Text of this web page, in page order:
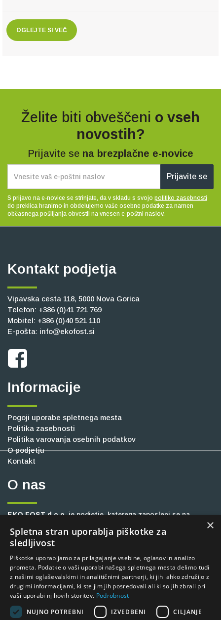
OGLEJTE SI VEČ
Želite biti obveščeni o vseh
novostih?
Prijavite se na brezplačne e-novice
Prijavite se
S prijavo na e-novice se strinjate, da v skladu s svojo politiko zasebnosti
do preklica hranimo in obdelujemo vaše osebne podatke za namen
občasnega pošiljanja obvestil na vnesen e-poštni naslov.
Kontakt podjetja
Vipavska cesta 118, 5000 Nova Gorica
Telefon: +386 (0)41 721 769
Mobitel: +386 (0)40 521 110
E-pošta: info@ekofost.si
Informacije
Pogoji uporabe spletnega mesta
Politika zasebnosti
Politika varovanja osebnih podatkov
O podjetju
Kontakt
O nas
EKO FOST d.o.o.je podjetje, katerega zaposleni se na
inovativnih in trajnostnih rešitev na različnih področjih, kot so
gradbeništvo, industrija, cestna oprema, kmetijstvo ter
komunalne dejavnosti. Stremimo k okolju prijaznemu
delovanju, čisti in urejeni okolici, zato vam zagotavljamo
visoko produktivne ter zanesljive stroje, ki so dolgoročno
vzdržljivi in minimalno posegajo v okolje. V naši ponudbi
najdete široko paleto delovnih strojev, kvaliteten servis ter
dobavo originalnih nadomestnih delov.
×
Spletna stran uporablja piškotke za
sledljivost
Piškotke uporabljamo za prilagajanje vsebine, oglasov in analizo
prometa. Podatke o vaši uporabi našega spletnega mesta delimo tudi
z našimi oglaševalskimi in analitičnimi partnerji, ki jih lahko združijo z
drugimi informacijami, ki ste jim jih posredovali ali ki so jih zbrali pri
vaši uporabi njihovih storitev. Podrobnosti
NUJNO POTREBNI
IZVEDBENI CILJANJE